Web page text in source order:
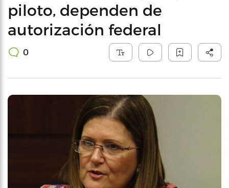
piloto, dependen de
autorización federal
0